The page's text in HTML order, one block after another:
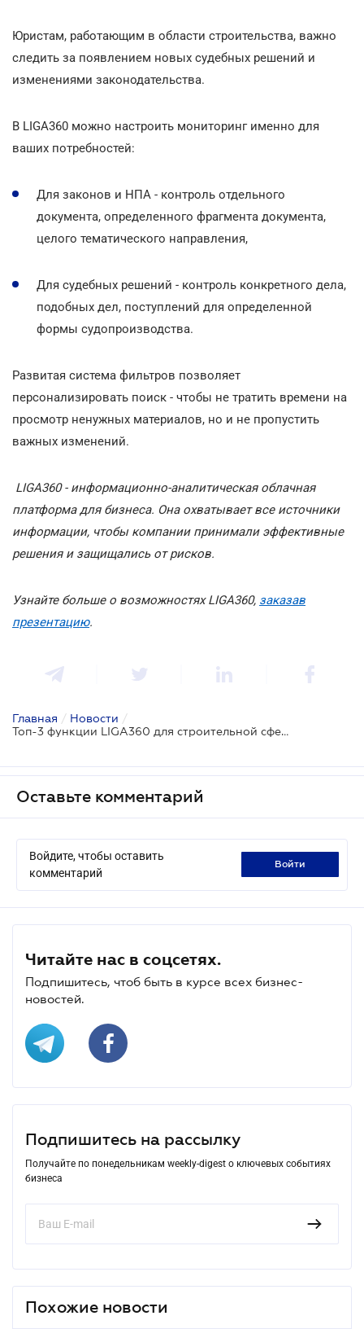
Юристам, работающим в области строительства, важно
следить за появлением новых судебных решений и
изменениями законодательства.
В LIGA360 можно настроить мониторинг именно для
ваших потребностей:
Для законов и НПА - контроль отдельного
документа, определенного фрагмента документа,
целого тематического направления,
Для судебных решений - контроль конкретного дела,
подобных дел, поступлений для определенной
формы судопроизводства.
Развитая система фильтров позволяет
персонализировать поиск - чтобы не тратить времени на
просмотр ненужных материалов, но и не пропустить
важных изменений.
LIGA360 - информационно-аналитическая облачная
платформа для бизнеса. Она охватывает все источники
информации, чтобы компании принимали эффективные
решения и защищались от рисков.
Узнайте больше о возможностях LIGA360, заказав
презентацию.
Главная / Новости /
Топ-3 функции LIGA360 для строительной сферы
Оставьте комментарий
Войдите, чтобы оставить
комментарий
войти
Читайте нас в соцсетях.
Подпишитесь, чтоб быть в курсе всех бизнес-
новостей.
Подпишитесь на рассылку
Получайте по понедельникам weekly-digest о ключевых событиях
бизнеса
Похожие новости